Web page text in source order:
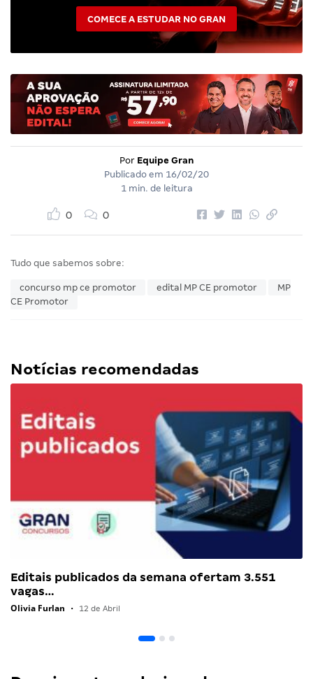
COMECE A ESTUDAR NO GRAN
Por Equipe Gran
Publicado em 16/02/20
1 min. de leitura
0 0
Tudo que sabemos sobre:
concurso mp ce promotor edital MP CE promotor
MP
CE Promotor
Notícias recomendadas
Editais publicados da semana ofertam 3.551
vagas…
Olivia Furlan • 12 de Abril